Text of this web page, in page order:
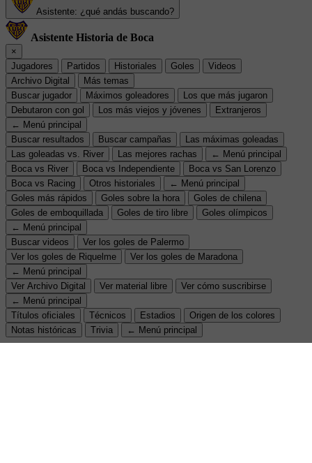
Asistente: ¿qué andás buscando?
Asistente Historia de Boca
×
Jugadores
Partidos Historiales Goles
Videos
Archivo Digital
Más temas
Buscar jugador
Máximos goleadores
Los que más jugaron
Debutaron con gol
Los más viejos y jóvenes
Extranjeros
← Menú principal
Buscar resultados
Buscar campañas
Las máximas goleadas
Las goleadas vs. River
Las mejores rachas
← Menú principal
Boca vs River
Boca vs Independiente
Boca vs San Lorenzo
Boca vs Racing
Otros historiales
← Menú principal
Goles más rápidos
Goles sobre la hora
Goles de chilena
Goles de emboquillada
Goles de tiro libre
Goles olímpicos
← Menú principal
Buscar videos
Ver los goles de Palermo
Ver los goles de Riquelme
Ver los goles de Maradona
← Menú principal
Ver Archivo Digital
Ver material libre
Ver cómo suscribirse
← Menú principal
Títulos oficiales
Técnicos Estadios
Origen de los colores
Notas históricas
Trivia ← Menú principal